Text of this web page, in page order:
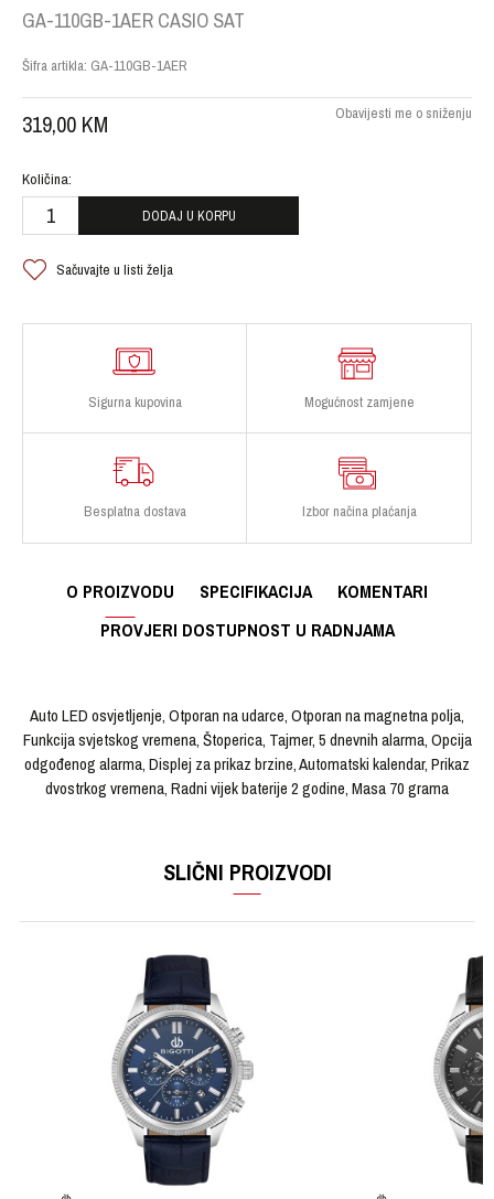
GA-110GB-1AER CASIO SAT
Šifra artikla: GA-110GB-1AER
319,00 KM Obavijesti me o sniženju
Količina:
DODAJ U KORPU
Sačuvajte u listi želja
Sigurna kupovina Mogućnost zamjene
Besplatna dostava Izbor načina plaćanja
O PROIZVODU SPECIFIKACIJA
KOMENTARI
PROVJERI DOSTUPNOST U RADNJAMA
Auto LED osvjetljenje, Otporan na udarce, Otporan na magnetna polja,
Funkcija svjetskog vremena, Štoperica, Tajmer, 5 dnevnih alarma, Opcija
odgođenog alarma, Displej za prikaz brzine, Automatski kalendar, Prikaz
dvostrkog vremena, Radni vijek baterije 2 godine, Masa 70 grama
Ručni sat
Tip mehanizma
Materijal narukvice
SLIČNI PROIZVODI